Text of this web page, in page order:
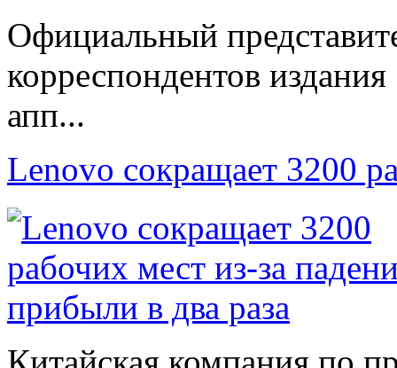
Официальный
корреспондентов
апп...
Lenovo сокращает 3200